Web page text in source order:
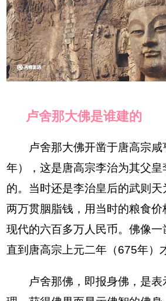
卢舍那大佛是谁建的
卢舍那大佛开凿于唐高宗咸
年），这是唐高宗李治为其父
的。当时还是李治皇后的武则天
两万贯胭脂钱，用当时的粮食
现代的六百多万人民币。佛像一
直到唐高宗上元二年（675年）
卢舍那佛，即报身佛，是表